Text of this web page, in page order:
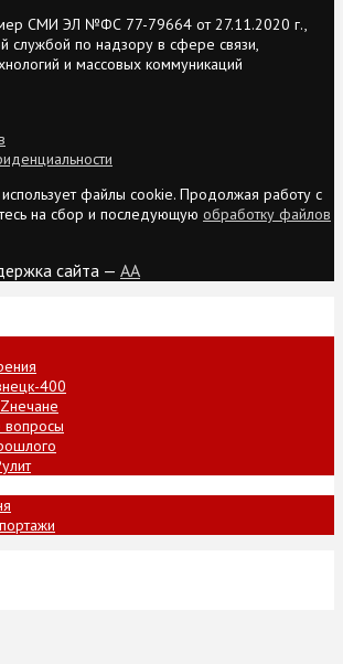
СМИ ЭЛ №ФС 77-79664 от 27.11.2020 г.,
службой по надзору в сфере связи,
и массовых коммуникаций
файлы cookie. Продолжая работу с
на сбор и последующую обработку файлов
сайта — AA
400